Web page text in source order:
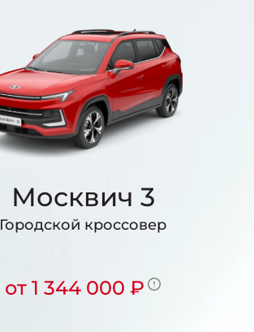
Москвич 3
Городской кроссовер
от 1 344 000 ₽